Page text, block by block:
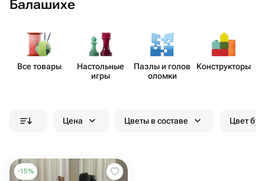
Балашихе
Все товары
Наст​ольные
игры
Пазлы и голов​
оломки
Констр​укторы
Цена Цветы в составе Цвет
-15%